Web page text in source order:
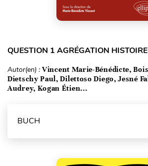
QUESTION 1 AGRÉGATION HISTOIRE
Autor(en) : Vincent Marie-Bénédicte,
Dietschy Paul, Dilettoso Diego, Jesné
Audrey, Kogan Étien...
BUCH